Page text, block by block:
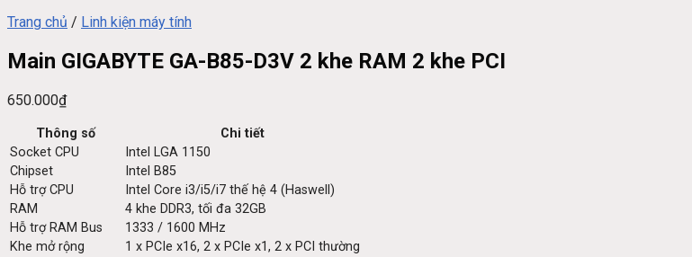
Trang chủ / Linh kiện máy tính
Main GIGABYTE GA-B85-D3V 2 khe RAM 2 khe PCI
650.000₫
Thông số
Chi tiết
Socket CPU
Intel LGA 1150
Chipset
Intel B85
Hỗ trợ CPU
Intel Core i3/i5/i7 thế hệ 4 (Haswell)
RAM
4 khe DDR3, tối đa 32GB
Hỗ trợ RAM Bus
1333 / 1600 MHz
Khe mở rộng
1 x PCIe x16, 2 x PCIe x1, 2 x PCI thường